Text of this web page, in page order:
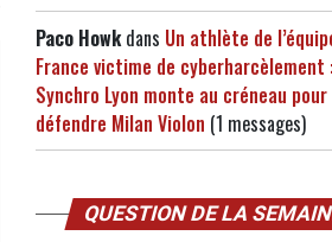
Paco Howkdans Un athlète de
France victime de cyberharcèlement
Synchro Lyon monte au créneau pour
défendre Milan Violon (1 messages)
QUESTION DE LA